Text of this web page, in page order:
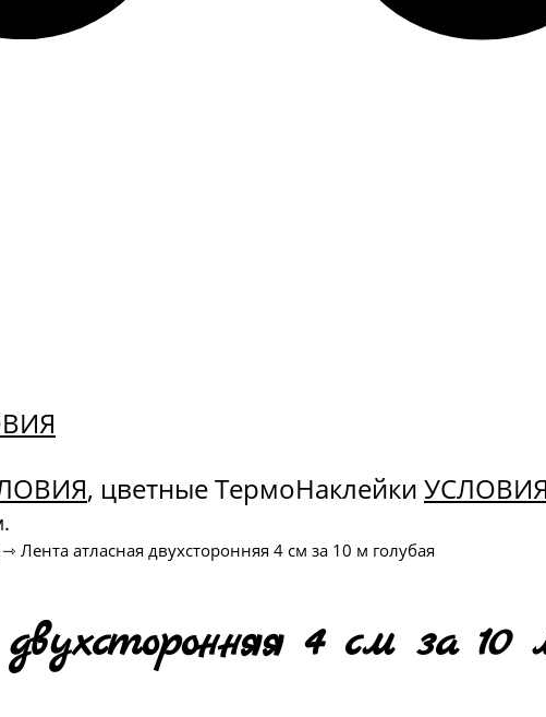
, цветные ТермоНаклейки УСЛОВИЯ
⇾ Лента атласная двухсторонняя 4 см за 10 м голубая
4 см за 10